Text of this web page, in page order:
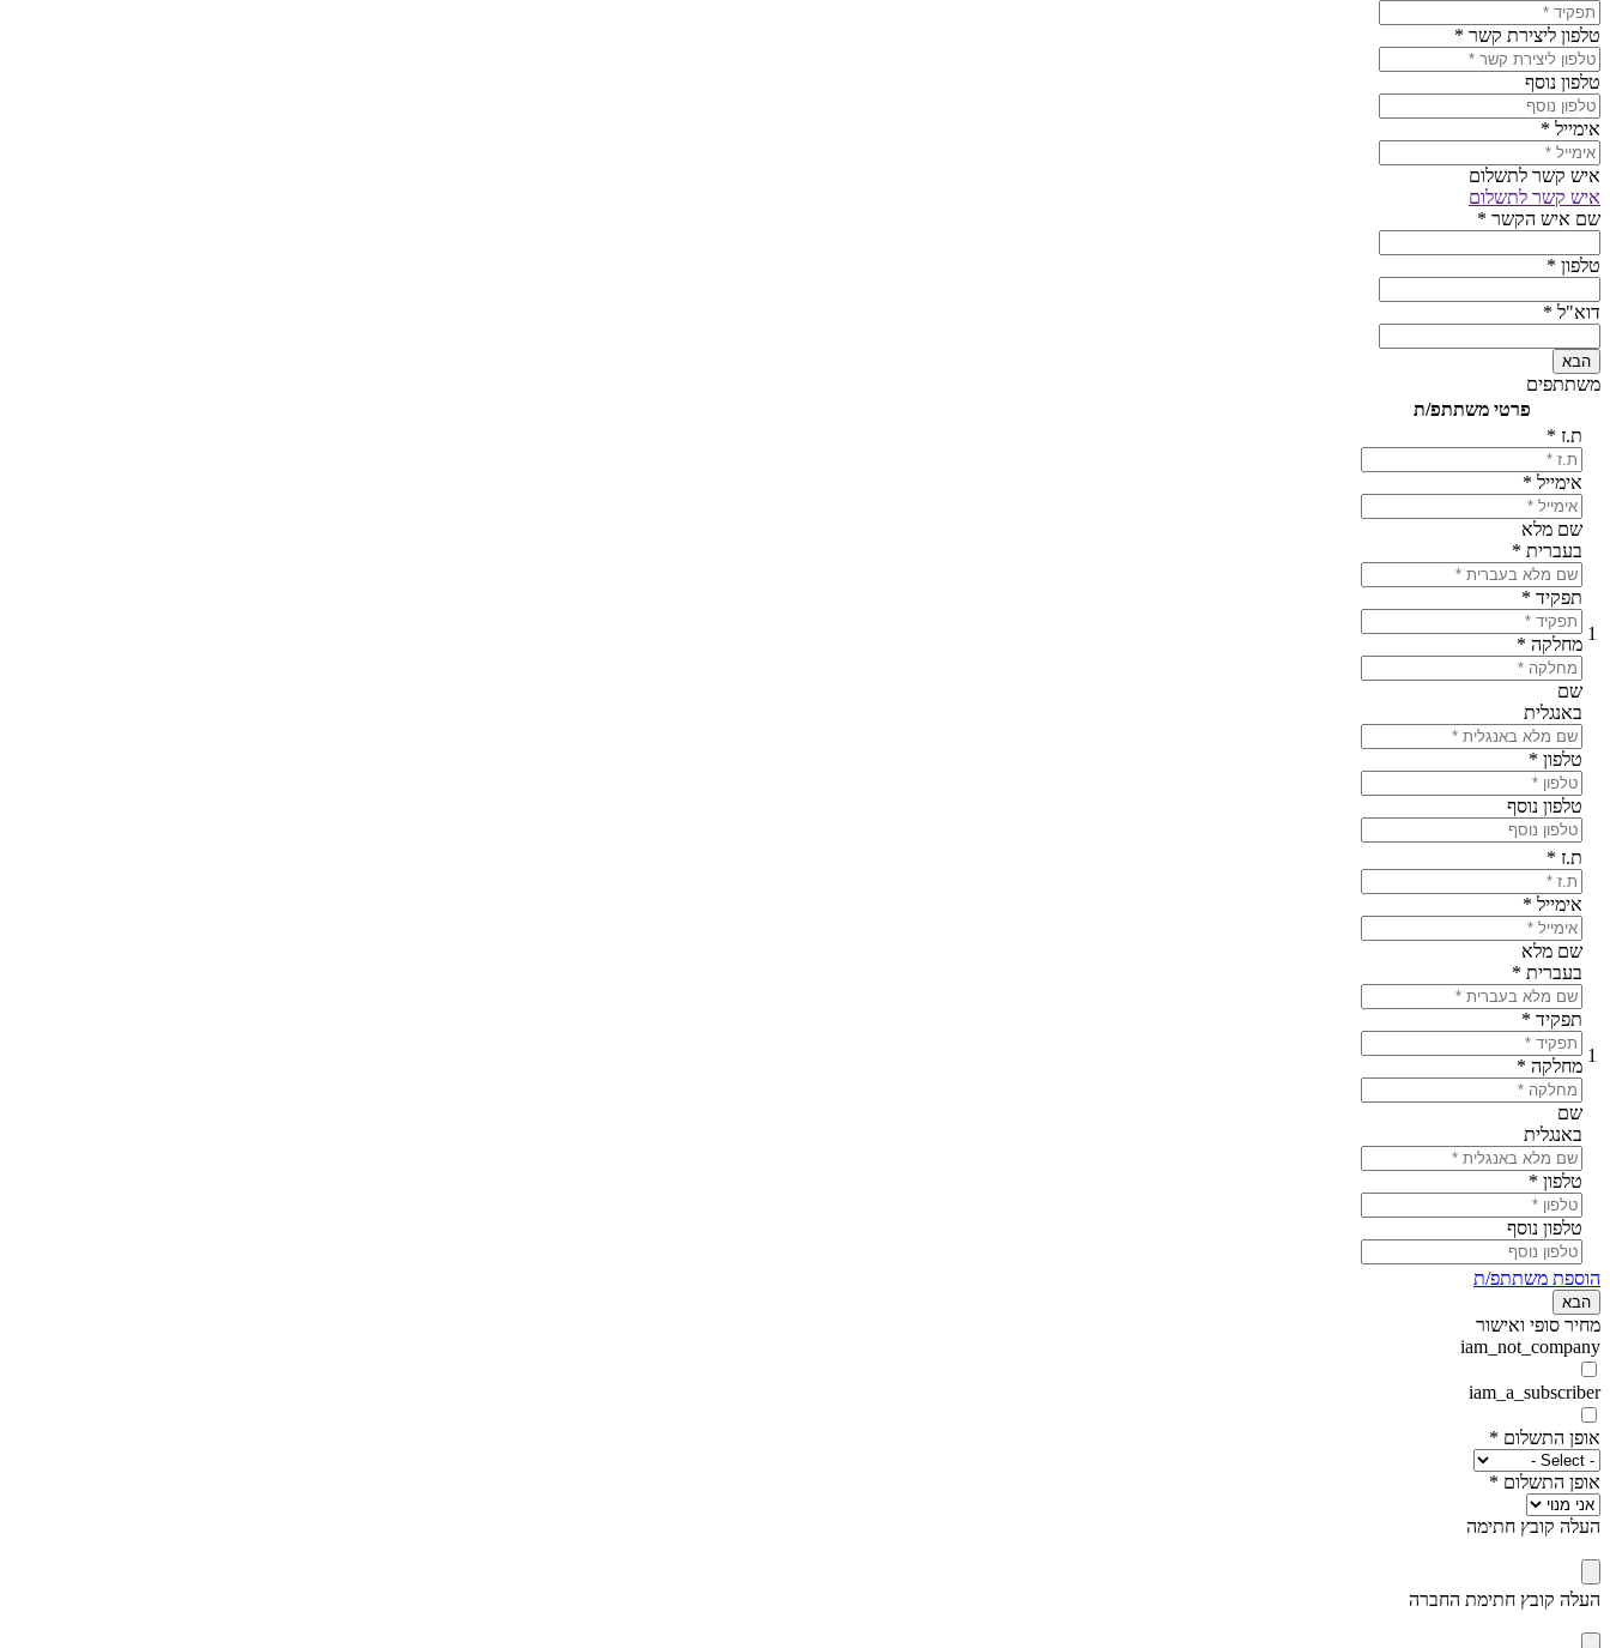
טלפון ליצירת קשר *
טלפון נוסף
אימייל *
איש קשר לתשלום
איש קשר לתשלום
שם איש הקשר *
טלפון *
דוא"ל *
הבא
משתתפים
פרטי משתתפ/ת
1
ת.ז *
אימייל *
שם מלא
בעברית *
תפקיד *
מחלקה *
שם
באנגלית
טלפון *
טלפון נוסף
1
ת.ז *
אימייל *
שם מלא
בעברית *
תפקיד *
מחלקה *
שם
באנגלית
טלפון *
טלפון נוסף
הוספת משתתפ/ת
הבא
מחיר סופי ואישור
iam_not_company
iam_a_subscriber
אופן התשלום *
אופן התשלום *
העלה קובץ חתימה
העלה קובץ חתימת החברה